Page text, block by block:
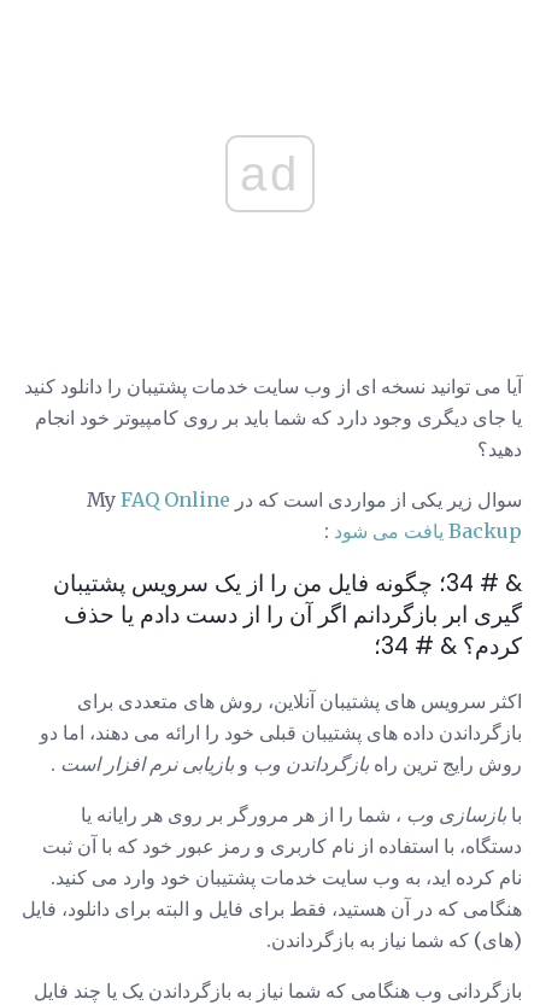
ad
آیا می توانید نسخه ای از وب سایت خدمات پشتیبان را دانلود کنید
یا جای دیگری وجود دارد که شما باید بر روی کامپیوتر خود انجام
دهید؟
سوال زیر یکی از مواردی است که در My FAQ Online
Backup یافت می شود
:
& # 34؛ چگونه فایل من را از یک سرویس پشتیبان
گیری ابر بازگردانم اگر آن را از دست دادم یا حذف
کردم؟ & # 34؛
اکثر سرویس های پشتیبان آنلاین، روش های متعددی برای
بازگرداندن داده های پشتیبان قبلی خود را ارائه می دهند، اما دو
روش رایج ترین راه بازگرداندن وب و بازیابی نرم افزار است .
با بازسازی وب ، شما را از هر مرورگر بر روی هر رایانه یا
دستگاه، با استفاده از نام کاربری و رمز عبور خود که با آن ثبت
نام کرده اید، به وب سایت خدمات پشتیبان خود وارد می کنید.
هنگامی که در آن هستید، فقط برای فایل و البته برای دانلود، فایل
(های) که شما نیاز به بازگرداندن.
بازگردانی وب هنگامی که شما نیاز به بازگرداندن یک یا چند فایل